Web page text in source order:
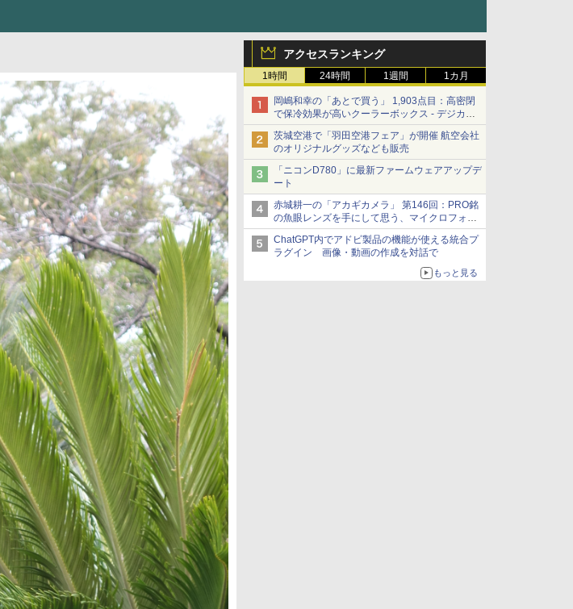
アクセスランキング
1時間 24時間 1週間 1カ月
岡嶋和幸の「あとで買う」 1,903点目：高密閉
で保冷効果が高いクーラーボックス - デジカメ
Watch
茨城空港で「羽田空港フェア」が開催 航空会社
のオリジナルグッズなども販売
「ニコンD780」に最新ファームウェアアップデ
ート
赤城耕一の「アカギカメラ」 第146回：PRO銘
の魚眼レンズを手にして思う、マイクロフォー
サーズへの期待と可能性
ChatGPT内でアドビ製品の機能が使える統合プ
ラグイン 画像・動画の作成を対話で
もっと見る